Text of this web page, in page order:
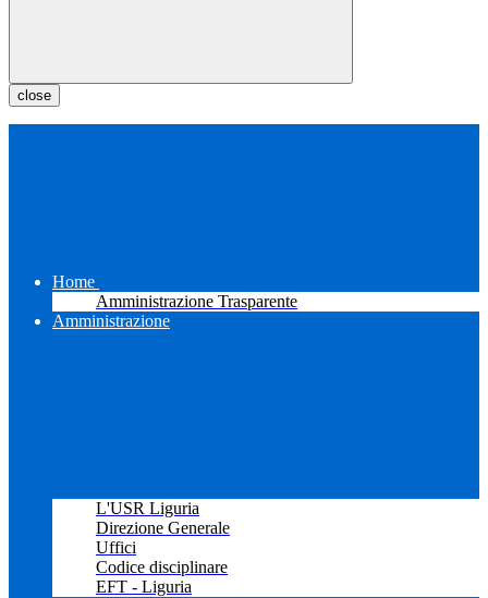
close
Home
Amministrazione Trasparente
Amministrazione
L'USR Liguria
Direzione Generale
Uffici
Codice disciplinare
EFT - Liguria